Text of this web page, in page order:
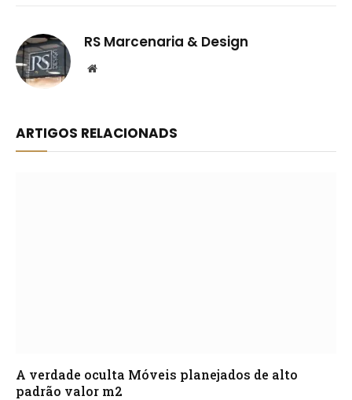
RS Marcenaria & Design
Website
ARTIGOS RELACIONADS
A verdade oculta Móveis planejados de alto
padrão valor m2